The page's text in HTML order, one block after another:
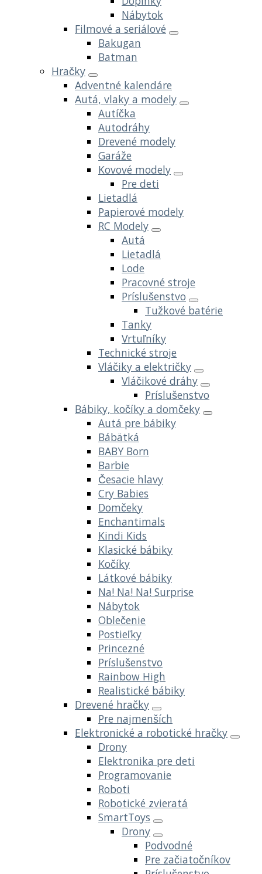
Nábytok
Filmové a seriálové
Bakugan
Batman
Hračky
Adventné kalendáre
Autá, vlaky a modely
Autíčka
Autodráhy
Drevené modely
Garáže
Kovové modely
Pre deti
Lietadlá
Papierové modely
RC Modely
Autá
Lietadlá
Lode
Pracovné stroje
Príslušenstvo
Tužkové batérie
Tanky
Vrtuľníky
Technické stroje
Vláčiky a električky
Vláčikové dráhy
Príslušenstvo
Bábiky, kočíky a domčeky
Autá pre bábiky
Bábätká
BABY Born
Barbie
Česacie hlavy
Cry Babies
Domčeky
Enchantimals
Kindi Kids
Klasické bábiky
Kočíky
Látkové bábiky
Na! Na! Na! Surprise
Nábytok
Oblečenie
Postieľky
Princezné
Príslušenstvo
Rainbow High
Realistické bábiky
Drevené hračky
Pre najmenších
Elektronické a robotické hračky
Drony
Elektronika pre deti
Programovanie
Roboti
Robotické zvieratá
SmartToys
Drony
Podvodné
Pre začiatočníkov